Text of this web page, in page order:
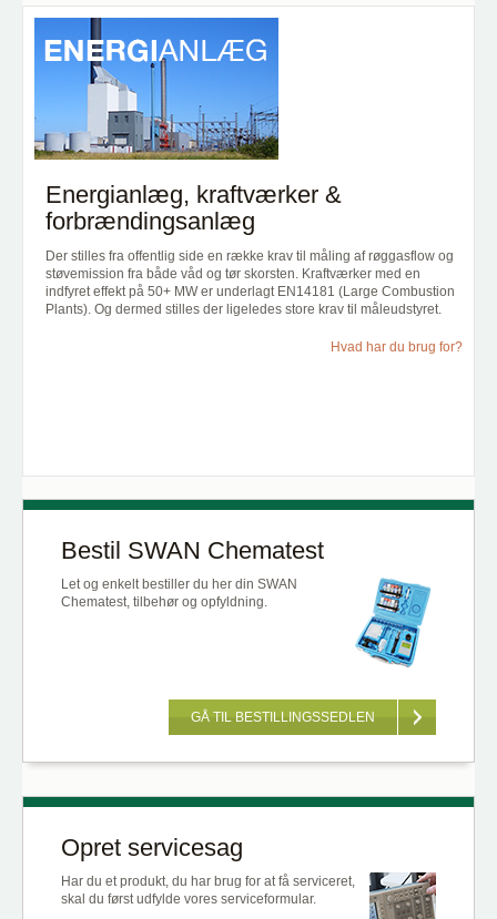
Energianlæg, kraftværker &
forbrændingsanlæg
Der stilles fra offentlig side en række krav til måling af røggasflow og
støvemission fra både våd og tør skorsten. Kraftværker med en
indfyret effekt på 50+ MW er underlagt EN14181 (Large Combustion
Plants). Og dermed stilles der ligeledes store krav til måleudstyret.
Hvad har du brug for?
Bestil SWAN Chematest
Let og enkelt bestiller du her din SWAN
Chematest, tilbehør og opfyldning.
GÅ TIL BESTILLINGSSEDLEN
Opret servicesag
Har du et produkt, du har brug for at få serviceret,
skal du først udfylde vores serviceformular.